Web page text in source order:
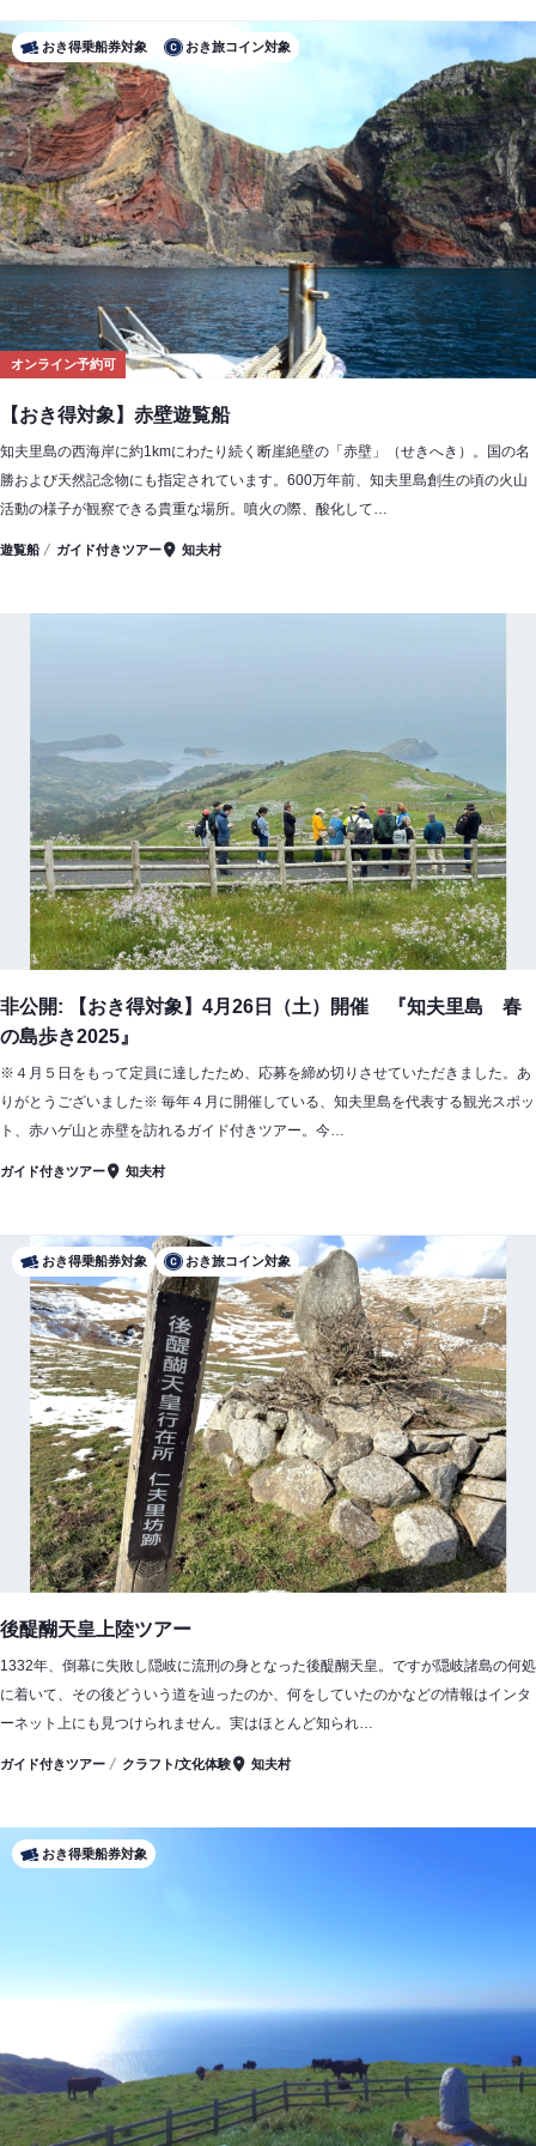
オンライン予約可
おき得乗船券対象 おき旅コイン対象
【おき得対象】赤壁遊覧船
知夫里島の西海岸に約1kmにわたり続く断崖絶壁の「赤壁」（せきへき）。国の名
勝および天然記念物にも指定されています。600万年前、知夫里島創生の頃の火山
活動の様子が観察できる貴重な場所。噴火の際、酸化して…
遊覧船 ガイド付きツアー 知夫村
非公開: 【おき得対象】4月26日（土）開催 『知夫里島 春
の島歩き2025』
※４月５日をもって定員に達したため、応募を締め切りさせていただきました。あ
りがとうございました※ 毎年４月に開催している、知夫里島を代表する観光スポッ
ト、赤ハゲ山と赤壁を訪れるガイド付きツアー。今…
ガイド付きツアー 知夫村
おき得乗船券対象 おき旅コイン対象
後醍醐天皇上陸ツアー
1332年、倒幕に失敗し隠岐に流刑の身となった後醍醐天皇。ですが隠岐諸島の何処
に着いて、その後どういう道を辿ったのか、何をしていたのかなどの情報はインタ
ーネット上にも見つけられません。実はほとんど知られ…
ガイド付きツアー クラフト/文化体験 知夫村
おき得乗船券対象